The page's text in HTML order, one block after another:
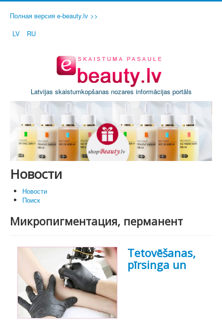
Полная версия e-beauty.lv >>
LV
RU
Latvijas skaistumkopšanas nozares informācijas portāls
Новости
Новости
Поиск
Микропигментация, перманент
Tetovēšanas,
pīrsinga un